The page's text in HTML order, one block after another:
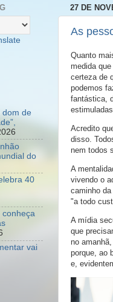
27 DE
As
Quanto
medida
certeza de
podemos
fantástica,
Acredito
disso.
nem todos
A
vivendo o
caminho da
"a todo
A mídia
que
no
porque, ao
e,
dom de
do
40
conheça
vai